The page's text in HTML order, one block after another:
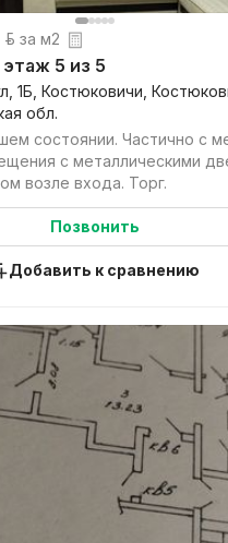
р. за м2
этаж 5 из 5
1Б, Костюковичи,
обл.
состоянии. Частично с
с металлическими
возле входа. Торг.
Позвонить
Добавить к сравнению